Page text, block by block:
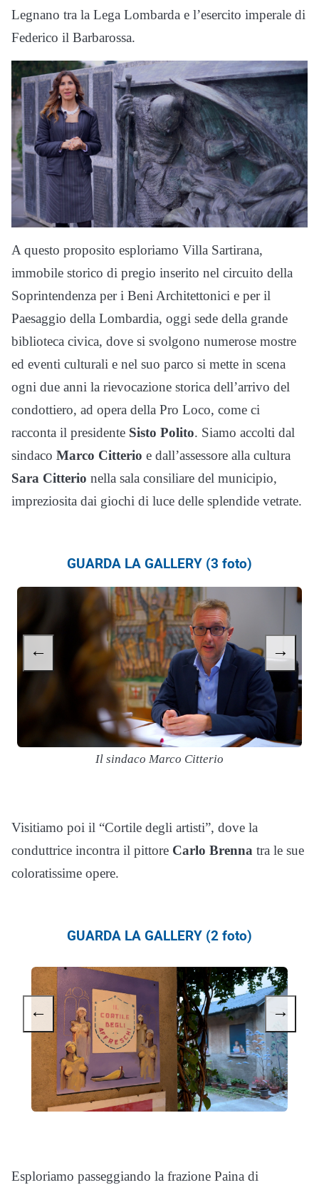
Legnano tra la Lega Lombarda e l’esercito imperale di
Federico il Barbarossa.
A questo proposito esploriamo Villa Sartirana,
immobile storico di pregio inserito nel circuito della
Soprintendenza per i Beni Architettonici e per il
Paesaggio della Lombardia, oggi sede della grande
biblioteca civica, dove si svolgono numerose mostre
ed eventi culturali e nel suo parco si mette in scena
ogni due anni la rievocazione storica dell’arrivo del
condottiero, ad opera della Pro Loco, come ci
racconta il presidente Sisto Polito. Siamo accolti dal
sindaco Marco Citterio e dall’assessore alla cultura
Sara Citterio nella sala consiliare del municipio,
impreziosita dai giochi di luce delle splendide vetrate.
GUARDA LA GALLERY (3 foto)
Il sindaco Marco Citterio
← →
Visitiamo poi il “Cortile degli artisti”, dove la
conduttrice incontra il pittore Carlo Brenna tra le sue
coloratissime opere.
GUARDA LA GALLERY (2 foto)
← →
Esploriamo passeggiando la frazione Paina di